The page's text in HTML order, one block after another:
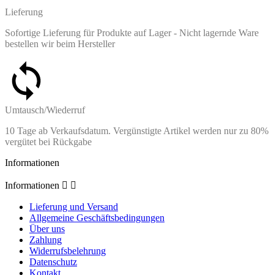
Lieferung
Sofortige Lieferung für Produkte auf Lager - Nicht lagernde Ware
bestellen wir beim Hersteller
Umtausch/Wiederruf
10 Tage ab Verkaufsdatum. Vergünstigte Artikel werden nur zu 80%
vergütet bei Rückgabe
Informationen
Informationen  
Lieferung und Versand
Allgemeine Geschäftsbedingungen
Über uns
Zahlung
Widerrufsbelehrung
Datenschutz
Kontakt